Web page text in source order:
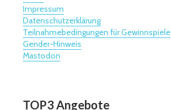
Impressum
Datenschutzerklärung
Teilnahmebedingungen für Gewinnspiele
Gender-Hinweis
Mastodon
TOP3 Angebote